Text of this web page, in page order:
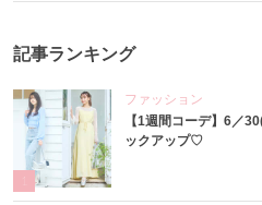
記事ランキング
ファッション
【1週間コーデ】6／
ックアップ♡